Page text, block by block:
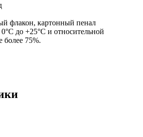
флакон, картонный пенал
0°С до +25°С и относительной
более 75%.